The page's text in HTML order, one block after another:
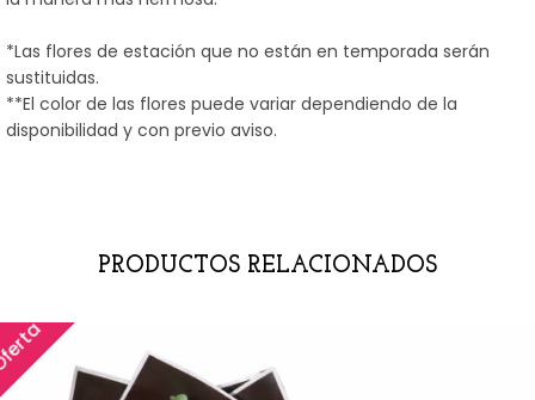
*Las flores de estación que no están en temporada serán
sustituidas.
**El color de las flores puede variar dependiendo de la
disponibilidad y con previo aviso.
PRODUCTOS RELACIONADOS